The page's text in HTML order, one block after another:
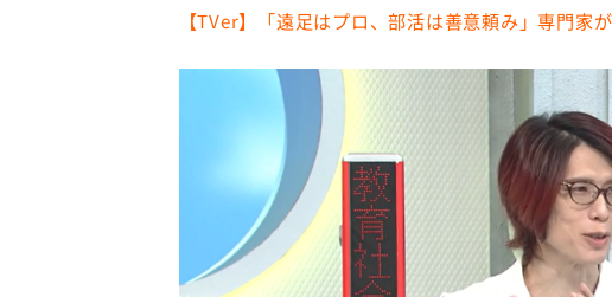
【TVer】「遠足はプロ、部活は善意頼み」専門家